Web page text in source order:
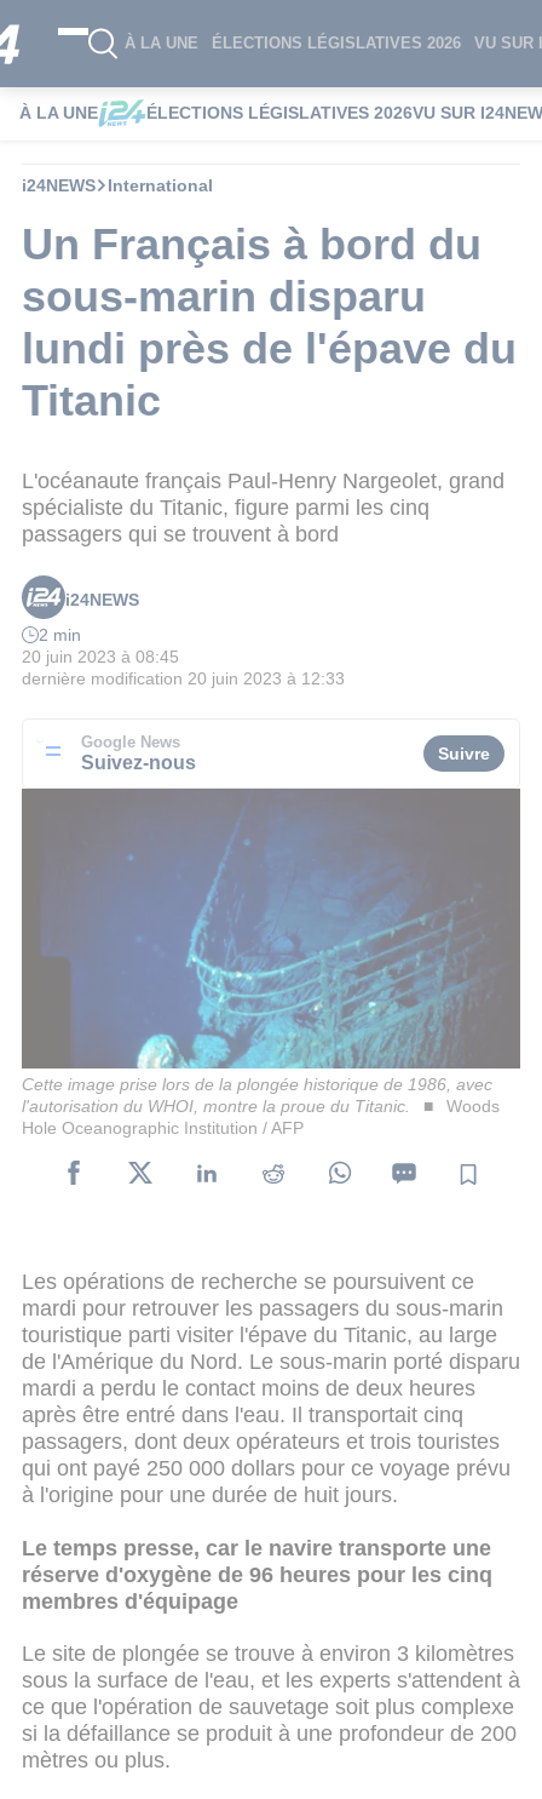
À LA UNE ÉLECTIONS LÉGISLATIVES 2026 VU SUR
À LA UNE ÉLECTIONS LÉGISLATIVES 2026VU SUR
i24NEWS International
Un Français à bord du
sous-marin disparu
lundi près de l'épave du
Titanic
L'océanaute français Paul-Henry Nargeolet, grand
spécialiste du Titanic, figure parmi les cinq
passagers qui se trouvent à bord
i24NEWS
2 min
20 juin 2023 à 08:45
dernière modification 20 juin 2023 à 12:33
Google News
Suivez-nous Suivre
Cette image prise lors de la plongée historique de 1986, avec
l'autorisation du WHOI, montre la proue du Titanic.
Woods
Hole Oceanographic Institution / AFP
Les opérations de recherche se poursuivent ce
mardi pour retrouver les passagers du sous-marin
touristique parti visiter l'épave du Titanic, au large
de l'Amérique du Nord. Le sous-marin porté disparu
mardi a perdu le contact moins de deux heures
après être entré dans l'eau. Il transportait cinq
passagers, dont deux opérateurs et trois touristes
qui ont payé 250 000 dollars pour ce voyage prévu
à l'origine pour une durée de huit jours.
Le temps presse, car le navire transporte une
réserve d'oxygène de 96 heures pour les cinq
membres d'équipage
Le site de plongée se trouve à environ 3 kilomètres
sous la surface de l'eau, et les experts s'attendent à
ce que l'opération de sauvetage soit plus complexe
si la défaillance se produit à une profondeur de 200
mètres ou plus.